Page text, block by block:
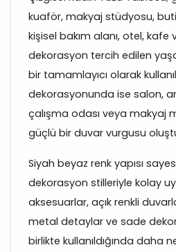
kuaför, makyaj stüdyosu,
kişisel bakım alanı, otel, kafe
dekorasyon tercih edilen
bir tamamlayıcı olarak
dekorasyonunda ise salon,
çalışma odası veya makyaj
güçlü bir duvar vurgusu
Siyah beyaz renk yapısı
dekorasyon stilleriyle kolay
aksesuarlar, açık renkli
metal detaylar ve sade
birlikte kullanıldığında daha